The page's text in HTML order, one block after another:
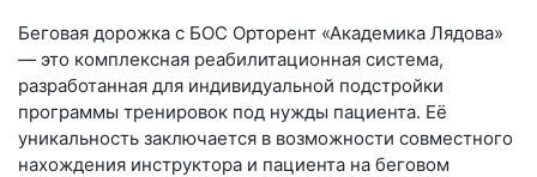
Беговая дорожка с БОС Орторент «Академика Лядова»
— это комплексная реабилитационная система,
разработанная для индивидуальной подстройки
программы тренировок под нужды пациента. Её
уникальность заключается в возможности совместного
нахождения инструктора и пациента на беговом